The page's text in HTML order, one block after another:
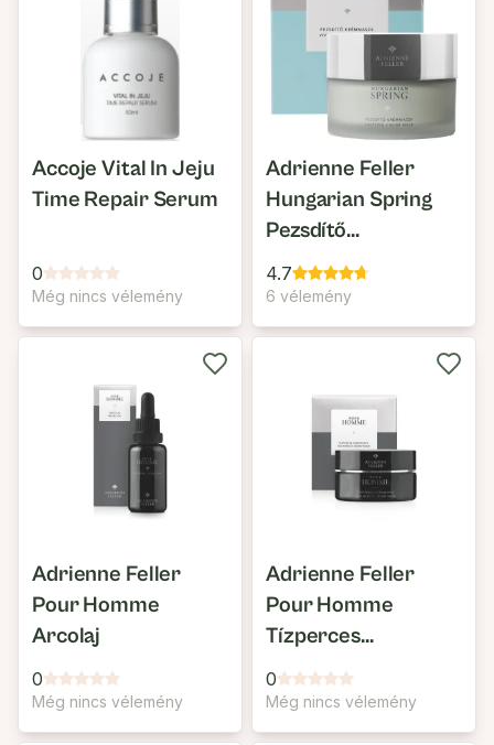
Accoje Vital In Jeju
Time Repair Serum
0
Még nincs vélemény
Adrienne Feller
Hungarian Spring
Pezsdítő
Krémmaszk
4.7
6 vélemény
Adrienne Feller
Pour Homme
Arcolaj
0
Még nincs vélemény
Adrienne Feller
Pour Homme
Tízperces
Krémmaszk
0
Még nincs vélemény